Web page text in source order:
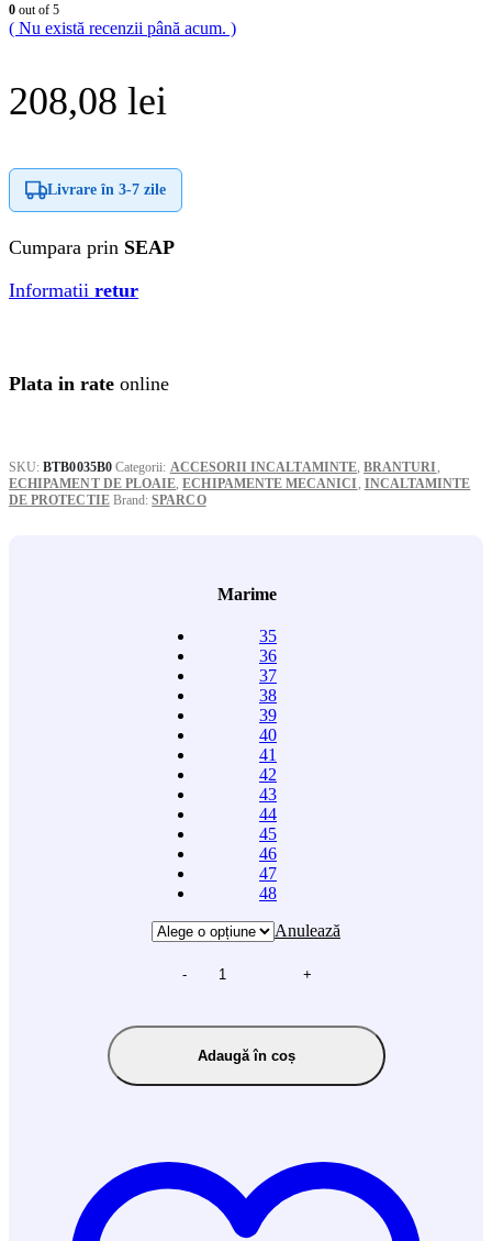
0 out of 5
( Nu există recenzii până acum. )
208,08 lei
Livrare în 3-7 zile
Cumpara prin SEAP
Informatii retur
Plata in rate online
SKU:BTB0035B0 Categorii: ACCESORII INCALTAMINTE,BRANTURI
ECHIPAMENT DE PLOAIE ,ECHIPAMENTE MECANICI INCALTAMINTE
DE PROTECTIE Brand:SPARCO
Marime
35
36
37
38
39
40
41
42
43
44
45
46
47
48
Anulează
- +
Adaugă în coș